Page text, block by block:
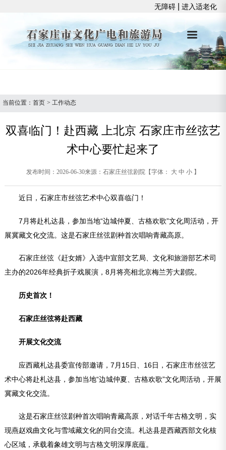
无障碍 |进入适老化
当前位置：首页 > 工作动态
双喜临门！赴西藏 上北京 石家庄市丝弦艺
术中心要忙起来了
发布时间：2026-06-30来源：石家庄丝弦剧院 【字体： 大 中 小 】
近日，石家庄市丝弦艺术中心双喜临门！
7月将赴札达县，参加当地“边城仲夏、古格欢歌”文化周活动，开
展冀藏文化交流。这是石家庄丝弦剧种首次唱响青藏高原。
石家庄丝弦《赶女婿》入选中宣部文艺局、文化和旅游部艺术司
主办的2026年经典折子戏展演，8月将亮相北京梅兰芳大剧院。
历史首次！
石家庄丝弦将赴西藏
开展文化交流
应西藏札达县委宣传部邀请，7月15日、16日，石家庄市丝弦艺
术中心将赴札达县，参加当地“边城仲夏、古格欢歌”文化周活动，开展
冀藏文化交流。
这是石家庄丝弦剧种首次唱响青藏高原，对话千年古格文明，实
现燕赵戏曲文化与雪域藏文化的同台交流。札达县是西藏西部文化核
心区域，承载着象雄文明与古格文明深厚底蕴。